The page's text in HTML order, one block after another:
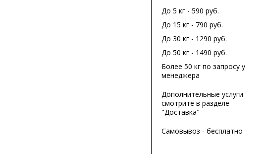
До 5 кг - 590 руб.
До 15 кг - 790 руб.
До 30 кг - 1290 руб.
До 50 кг - 1490 руб.
Более 50 кг по запросу у
менеджера
Дополнительные услуги
смотрите в разделе
"Доставка"
Самовывоз - бесплатно